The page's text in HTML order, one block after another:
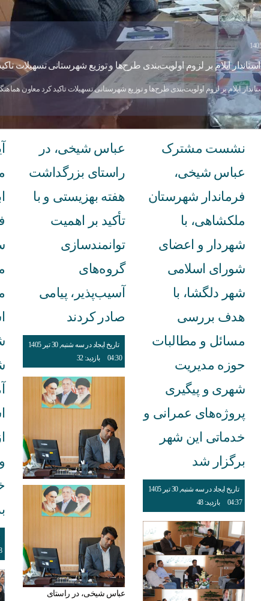
ایلام بر لزوم اولویت‌بندی طرح‌ها و توزیع شهرستانی تسهیلات
ایلام بر لزوم اولویت‌بندی طرح‌ها و توزیع شهرستانی تسهیلات تاکید کرد معاون
نشست مشترک
عباس شیخی،
فرماندار شهرستان
ملکشاهی، با
شهردار و اعضای
شورای اسلامی
شهر دلگشا، با
هدف بررسی
مسائل و مطالبات
حوزه مدیریت
شهری و پیگیری
پروژه‌های عمرانی و
خدماتی این شهر
برگزار شد
تاریخ ایجاد در سه شنبه, 30 تیر 1405
04:37
بازدید: 48
عباس شیخی، در
راستای بزرگداشت
هفته بهزیستی و با
تأکید بر اهمیت
توانمندسازی
گروه‌های
آسیب‌پذیر، پیامی
صادر کردند
تاریخ ایجاد در سه شنبه, 30 تیر 1405
04:30
بازدید: 32
عباس شیخی، در راستای